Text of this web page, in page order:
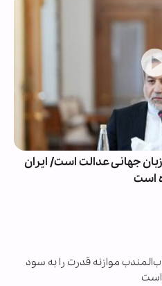
جهانی عدالت است/ ایران
است
موازنه قدرت را به سود
است